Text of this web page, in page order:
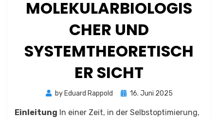
MOLEKULARBIOLOGIS
CHER UND
SYSTEMTHEORETISCH
ER SICHT
by Eduard Rappold
Posted
16. Juni 2025
Einleitung In einer Zeit, in der Selbstoptimierung,